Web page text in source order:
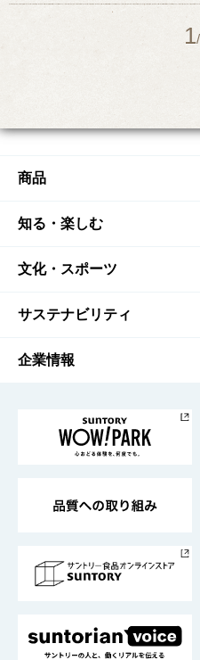
1
商品
商品TOP
商品一覧
商品発売情報
栄養成分一覧
知る・楽しむ
知る・楽しむTOP
キャンペーン
工場見学
地域情報
文化・スポーツ
文化・スポーツTOP
サントリーホール
サントリーサンバーズ大阪
サステナビリティ
サステナビリティTOP
サントリーが考えるサ
企業情報
企業概要
採用情報